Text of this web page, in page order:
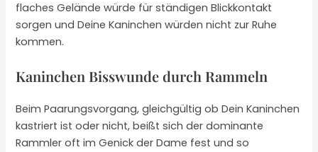
flaches Gelände würde für ständigen Blickkontakt
sorgen und Deine Kaninchen würden nicht zur Ruhe
kommen.
Kaninchen Bisswunde durch Rammeln
Beim Paarungsvorgang, gleichgültig ob Dein Kaninchen
kastriert ist oder nicht, beißt sich der dominante
Rammler oft im Genick der Dame fest und so